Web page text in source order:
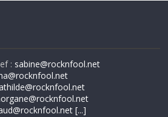
: sabine@rocknfool.net
[...]